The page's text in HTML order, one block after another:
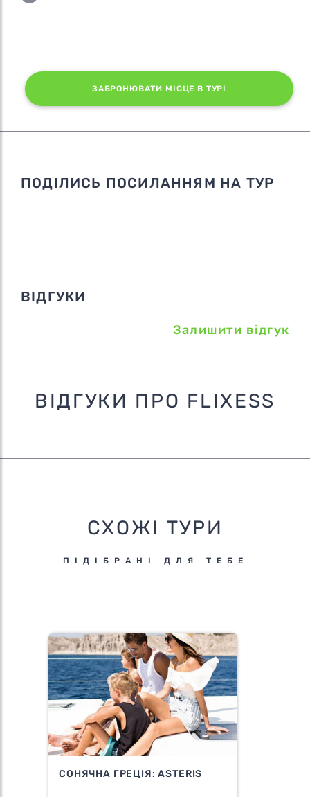
ЗАБРОНЮВАТИ МІСЦЕ В ТУРІ
ПОДІЛИСЬ ПОСИЛАННЯМ НА ТУР
ВІДГУКИ
Залишити відгук
ВІДГУКИ ПРО FLIXESS
СХОЖІ ТУРИ
ПІДІБРАНІ ДЛЯ ТЕБЕ
СОНЯЧНА ГРЕЦІЯ: ASTERIS